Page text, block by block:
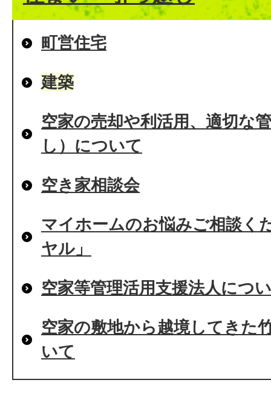
町営住宅
建築
空家の売却や利活用、適切な
し）について
空き家相談会
マイホームのお悩みご相談く
ヤル」
空家等管理活用支援法人につ
空家の敷地から越境してきた
いて